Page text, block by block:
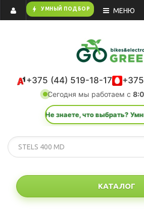
bolt УМНЫЙ ПОДБОР МЕНЮ
+375 (44) 519-18-17
Сегодня мы работаем с
⚡ Не знаете, что выбрать? Умный
КАТАЛОГ